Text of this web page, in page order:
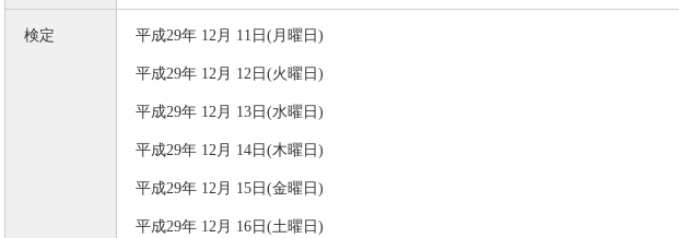
検定 平成29年 12月 11日(月曜日)
平成29年 12月 12日(火曜日)
平成29年 12月 13日(水曜日)
平成29年 12月 14日(木曜日)
平成29年 12月 15日(金曜日)
平成29年 12月 16日(土曜日)